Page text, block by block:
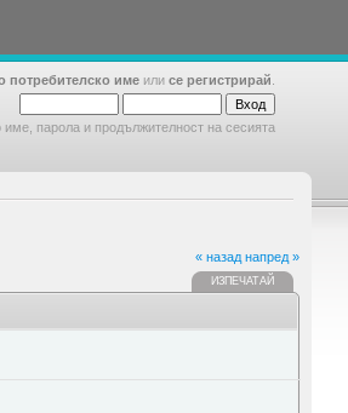
потребителско име или се регистрирай
име, парола и продължителност на сесията
« назад напред »
ИЗПЕЧАТАЙ